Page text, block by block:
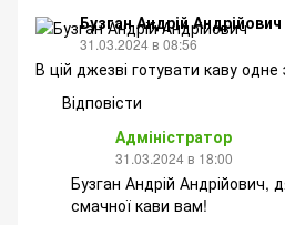
Бузган Андрій Андрійович
31.03.2024 в 08:56
В цій джезві готувати каву
Відповісти
Адміністратор
31.03.2024 в 18:00
Бузган Андрій Андрійович,
смачної кави вам!